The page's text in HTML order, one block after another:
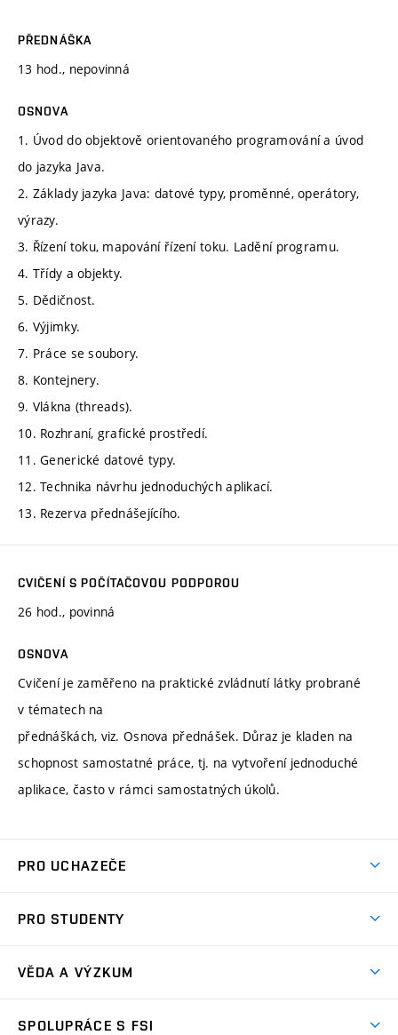
PŘEDNÁŠKA
13 hod., nepovinná
OSNOVA
1. Úvod do objektově orientovaného programování a úvod
do jazyka Java.
2. Základy jazyka Java: datové typy, proměnné, operátory,
výrazy.
3. Řízení toku, mapování řízení toku. Ladění programu.
4. Třídy a objekty.
5. Dědičnost.
6. Výjimky.
7. Práce se soubory.
8. Kontejnery.
9. Vlákna (threads).
10. Rozhraní, grafické prostředí.
11. Generické datové typy.
12. Technika návrhu jednoduchých aplikací.
13. Rezerva přednášejícího.
CVIČENÍ S POČÍTAČOVOU PODPOROU
26 hod., povinná
OSNOVA
Cvičení je zaměřeno na praktické zvládnutí látky probrané
v tématech na
přednáškách, viz. Osnova přednášek. Důraz je kladen na
schopnost samostatné práce, tj. na vytvoření jednoduché
aplikace, často v rámci samostatných úkolů.
PRO UCHAZEČE
Ambasadoři studia
Zápisy
PRO STUDENTY
Studijní předpisy
VĚDA A VÝZKUM
SPOLUPRÁCE S FSI